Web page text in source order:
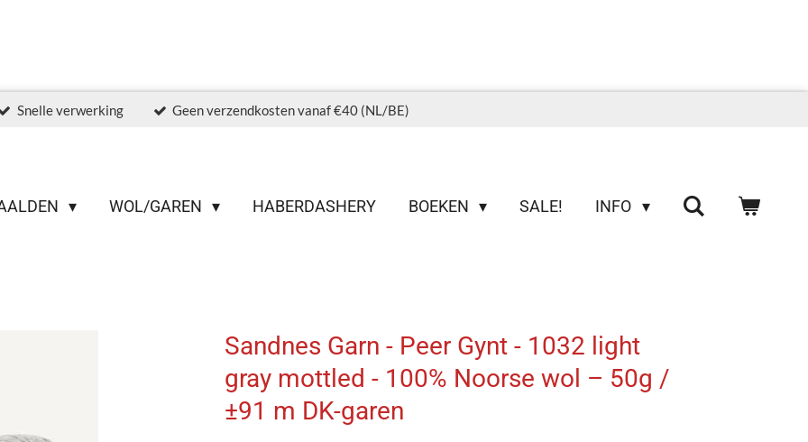
Snelle verwerking Geen verzendkosten vanaf €40 (NL/BE)
WOL/GAREN HABERDASHERY BOEKEN SALE! INFO
Sandnes Garn - Peer Gynt - 1032 light
gray mottled - 100% Noorse wol – 50g /
±91 m DK-garen